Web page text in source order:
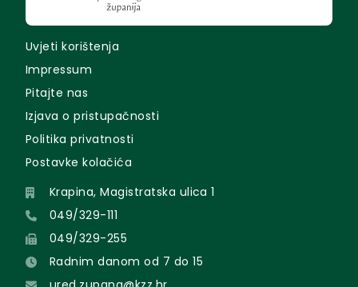
Uvjeti korištenja
Impressum
Pitajte nas
Izjava o pristupačnosti
Politika privatnosti
Postavke kolačića
Krapina, Magistratska ulica 1
049/329-111
049/329-255
Radnim danom od 7 do 15